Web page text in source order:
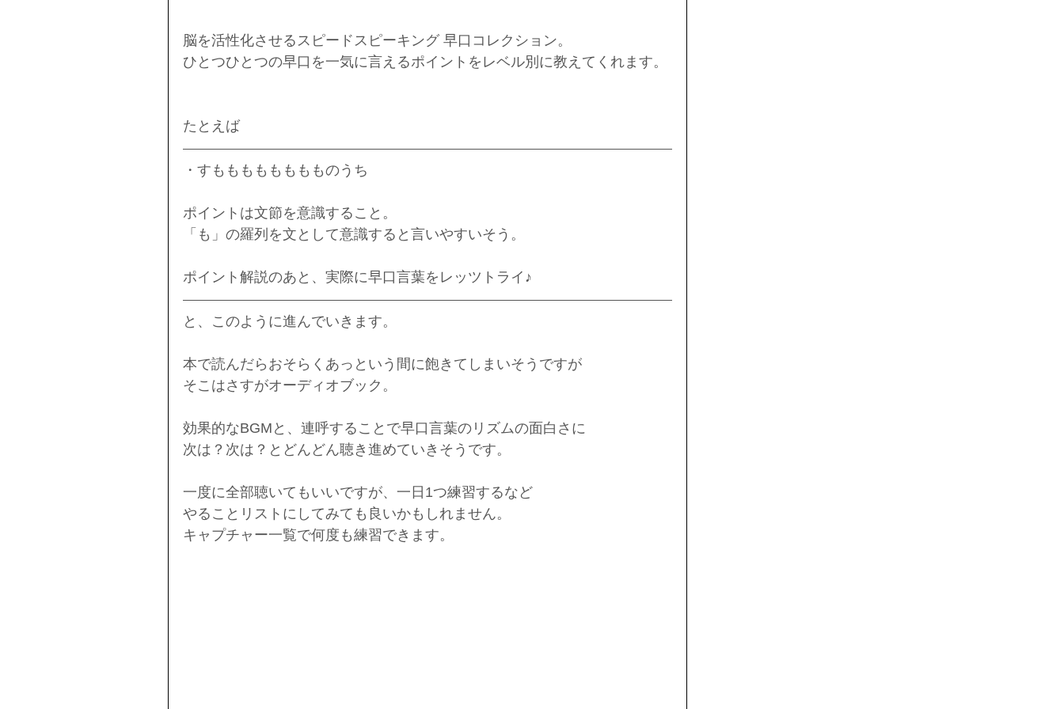
脳を活性化させるスピードスピーキング 早口コレクション。
ひとつひとつの早口を一気に言えるポイントをレベル別に教えてくれます。
たとえば
・すもももももももものうち
ポイントは文節を意識すること。
「も」の羅列を文として意識すると言いやすいそう。
ポイント解説のあと、実際に早口言葉をレッツトライ♪
と、このように進んでいきます。
本で読んだらおそらくあっという間に飽きてしまいそうですが
そこはさすがオーディオブック。
効果的なBGMと、連呼することで早口言葉のリズムの面白さに
次は？次は？とどんどん聴き進めていきそうです。
一度に全部聴いてもいいですが、一日1つ練習するなど
やることリストにしてみても良いかもしれません。
キャプチャー一覧で何度も練習できます。